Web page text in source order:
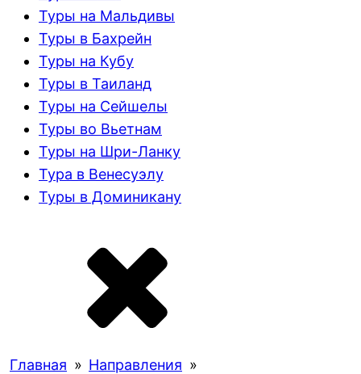
Туры на Мальдивы
Туры в Бахрейн
Туры на Кубу
Туры в Таиланд
Туры на Сейшелы
Туры во Вьетнам
Туры на Шри-Ланку
Тура в Венесуэлу
Туры в Доминикану
Главная » Направления »